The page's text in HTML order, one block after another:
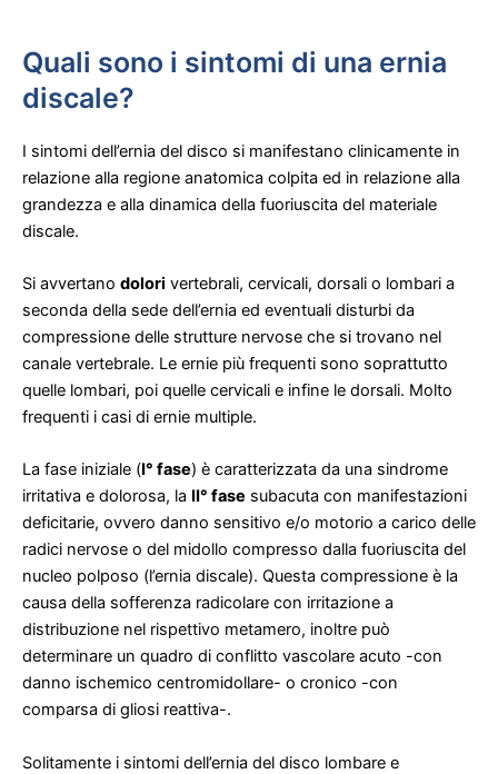
Quali sono i sintomi di una ernia
discale?
I sintomi dell’ernia del disco si manifestano clinicamente in
relazione alla regione anatomica colpita ed in relazione alla
grandezza e alla dinamica della fuoriuscita del materiale
discale.
Si avvertano dolori vertebrali, cervicali, dorsali o lombari a
seconda della sede dell’ernia ed eventuali disturbi da
compressione delle strutture nervose che si trovano nel
canale vertebrale. Le ernie più frequenti sono soprattutto
quelle lombari, poi quelle cervicali e infine le dorsali. Molto
frequenti i casi di ernie multiple.
La fase iniziale (I° fase) è caratterizzata da una sindrome
irritativa e dolorosa, la II° fase subacuta con manifestazioni
deficitarie, ovvero danno sensitivo e/o motorio a carico delle
radici nervose o del midollo compresso dalla fuoriuscita del
nucleo polposo (l’ernia discale). Questa compressione è la
causa della sofferenza radicolare con irritazione a
distribuzione nel rispettivo metamero, inoltre può
determinare un quadro di conflitto vascolare acuto -con
danno ischemico centromidollare- o cronico -con
comparsa di gliosi reattiva-.
Solitamente i sintomi dell’ernia del disco lombare e